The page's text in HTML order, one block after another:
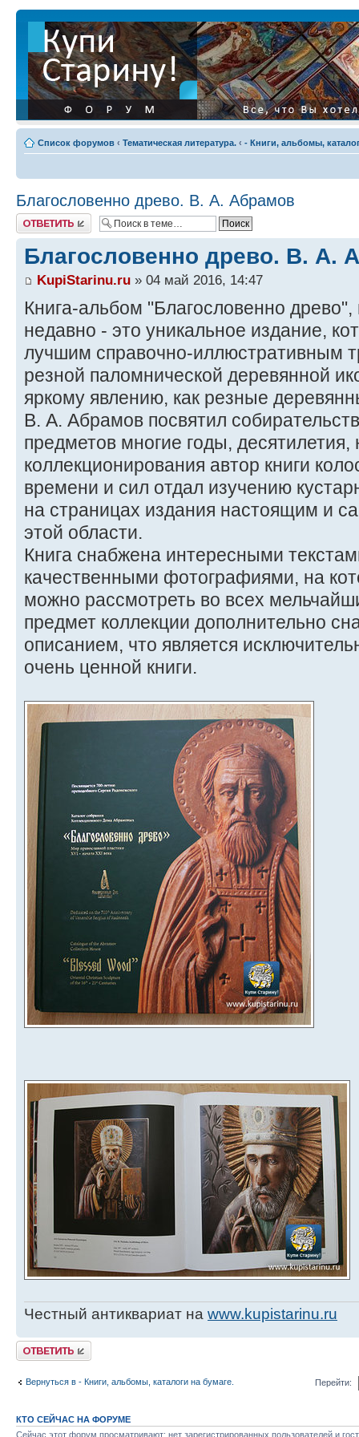
Список форумов ‹ Тематическая литература. ‹ - Книги, альбомы,
Благословенно древо. В. А. Абрамов
Ответить
Благословенно древо. В. А.
KupiStarinu.ru » 04 май 2016, 14:47
Книга-альбом "Благословенно
недавно - это уникальное издание,
лучшим справочно-иллюстративным
резной паломнической деревянной
яркому явлению, как резные
В. А. Абрамов посвятил
предметов многие годы, десятилетия,
коллекционирования автор книги
времени и сил отдал изучению
на страницах издания настоящим и
этой области.
Книга снабжена интересными
качественными фотографиями, на
можно рассмотреть во всех
предмет коллекции дополнительно
описанием, что является
очень ценной книги.
Честный антиквариат на www.kupistarinu.ru
Ответить
Вернуться в - Книги, альбомы, каталоги на бумаге. Перейти:
КТО СЕЙЧАС НА ФОРУМЕ
Сейчас этот форум просматривают: нет зарегистрированных пользователей и